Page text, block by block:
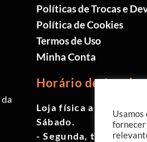
da
Políticas de Trocas e
Política de Cookies
Termos de Uso
Minha Conta
Horário de
Loja física aberta de
Sábado.
- Segunda, terça e
Usamos
fornecer